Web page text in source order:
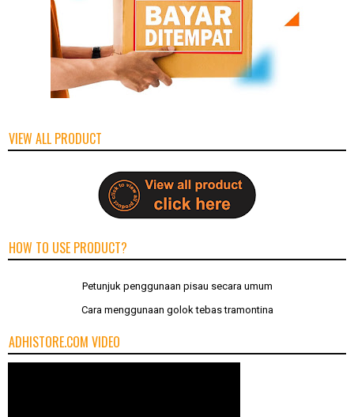
VIEW ALL PRODUCT
HOW TO USE PRODUCT?
Petunjuk penggunaan pisau secara umum
Cara menggunaan golok tebas tramontina
ADHISTORE.COM VIDEO